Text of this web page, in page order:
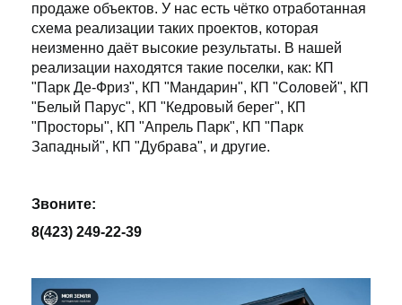
продаже объектов. У нас есть чётко отработанная
схема реализации таких проектов, которая
неизменно даёт высокие результаты. В нашей
реализации находятся такие поселки, как: КП
"Парк Де-Фриз", КП "Мандарин", КП "Соловей", КП
"Белый Парус", КП "Кедровый берег", КП
"Просторы", КП "Апрель Парк", КП "Парк
Западный", КП "Дубрава", и другие.
Звоните:
8(423) 249-22-39